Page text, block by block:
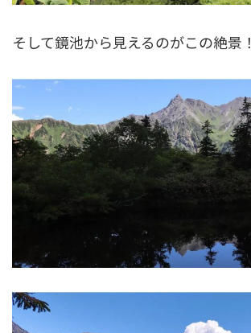
そして鏡池から見えるのがこの絶景！